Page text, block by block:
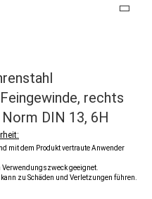
rechts
DIN 13, 6H
mit dem Produkt vertraute Anwender
Verwendungszweck geeignet.
zu Schäden und Verletzungen führen.